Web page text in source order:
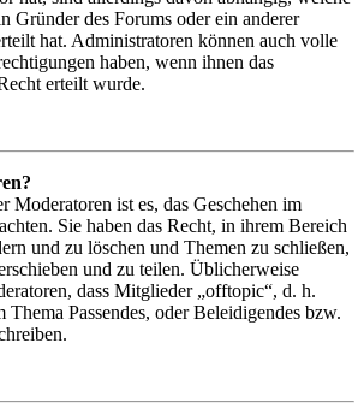
Gründer des Forums oder ein anderer
hat. Administratoren können auch volle
haben, wenn ihnen das
erteilt wurde.
Moderatoren ist es, das Geschehen im
Sie haben das Recht, in ihrem Bereich
und zu löschen und Themen zu schließen,
und zu teilen. Üblicherweise
dass Mitglieder „offtopic“, d. h.
Thema Passendes, oder Beleidigendes bzw.